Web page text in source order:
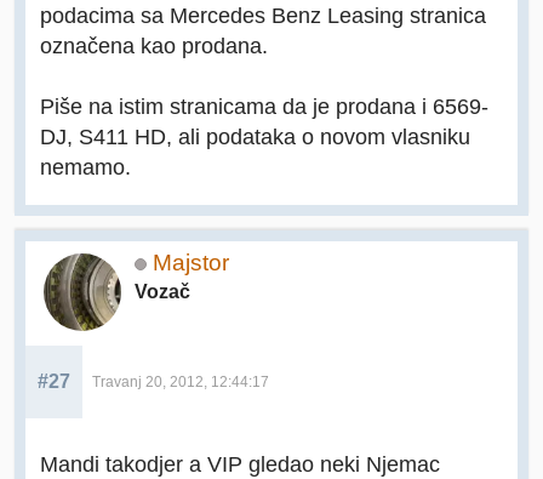
podacima sa Mercedes Benz Leasing stranica
označena kao prodana.
Piše na istim stranicama da je prodana i 6569-
DJ, S411 HD, ali podataka o novom vlasniku
nemamo.
Majstor
Vozač
#27 Travanj 20, 2012, 12:44:17
Mandi takodjer a VIP gledao neki Njemac